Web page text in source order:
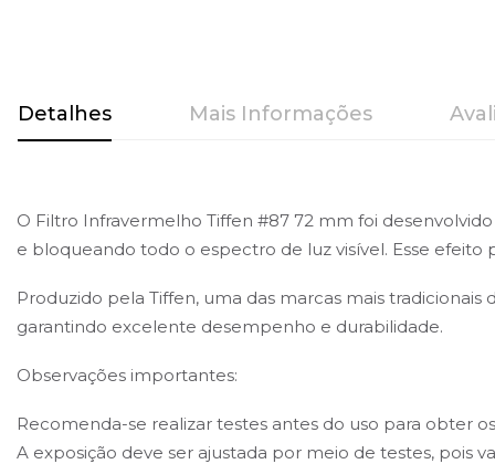
o
início
de
imagens
Detalhes
O Filtro Infravermelho Tiffen #87 72 mm foi
e bloqueando todo o espectro de luz visível. Esse efeito
Produzido pela Tiffen, uma das marcas mais
garantindo excelente desempenho e durabilidade.
Observações importantes:
Recomenda-se realizar testes antes do uso para obter
A exposição deve ser ajustada por meio de testes, pois
Mais Informações